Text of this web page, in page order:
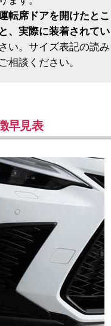
転席ドアを開けたとこ
、実際に装着されてい
い。サイズ表記の読み
相談ください。
早見表